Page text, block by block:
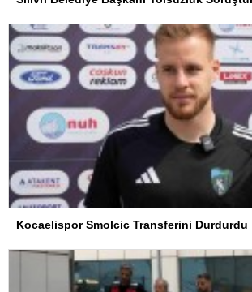
Kocaelispor Smolcic Transferini Durdurdu